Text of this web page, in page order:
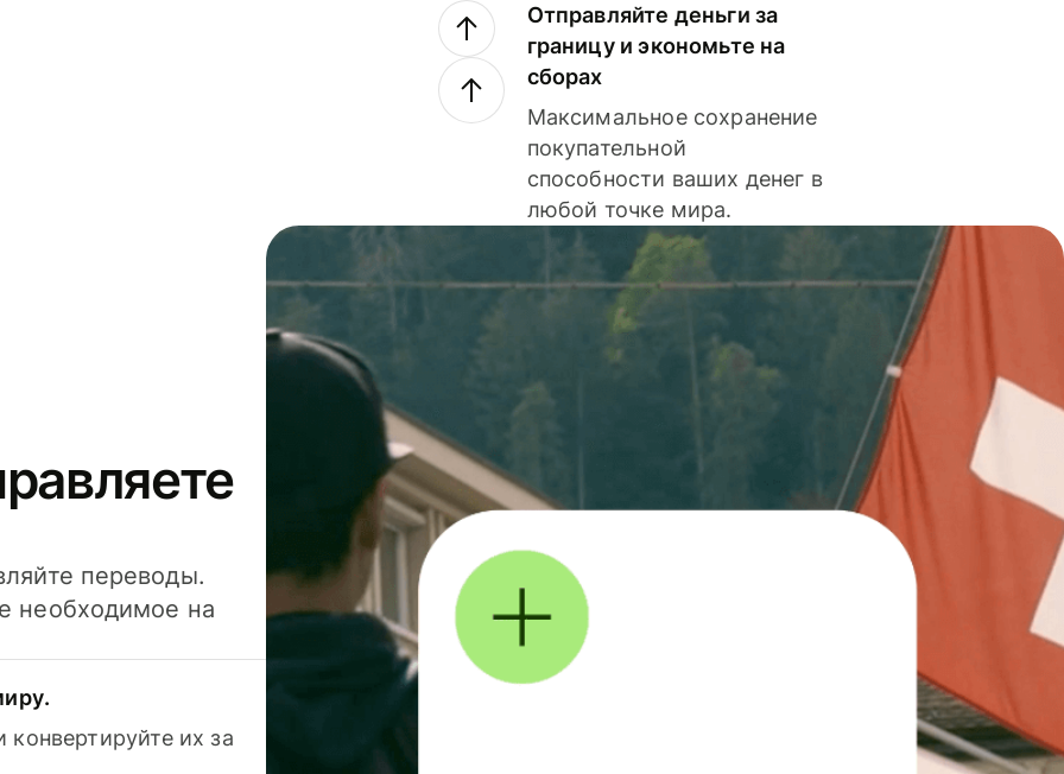
Отправляйте деньги за
границу и экономьте на
сборах
Максимальное сохранение
покупательной
способности ваших денег в
любой точке мира.
переводы.
необходимое на
их за